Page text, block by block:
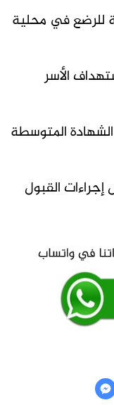
للرضع في محلية
الأسر
المتوسطة
القبول